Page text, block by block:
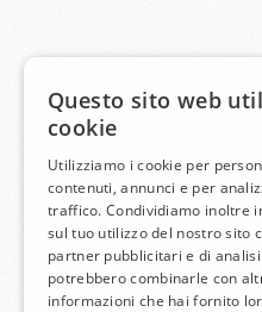
Questo sito web
cookie
Utilizziamo i cookie per
contenuti, annunci e per
traffico. Condividiamo inoltre
sul tuo utilizzo del nostro sito
partner pubblicitari e di analisi
potrebbero combinarle con
informazioni che hai fornito